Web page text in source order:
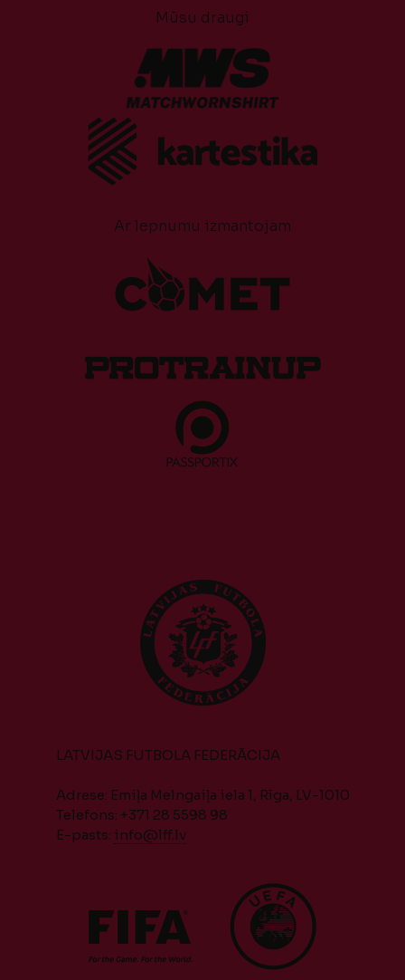
Mūsu draugi
Ar lepnumu izmantojam
LATVIJAS FUTBOLA FEDERĀCIJA
Adrese: Emiļa Melngaiļa iela 1, Rīga, LV-1010
Telefons: +371 28 5598 98
E-pasts: info@lff.lv